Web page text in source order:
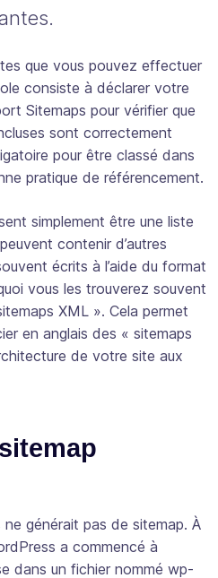
que vous pouvez effectuer
consiste à déclarer votre
Sitemaps pour vérifier que
sont correctement
pour être classé dans
pratique de référencement.
simplement être une liste
contenir d’autres
écrits à l’aide du format
vous les trouverez souvent
XML ». Cela permet
en anglais des « sitemaps
de votre site aux
ne générait pas de sitemap. À
a commencé à
dans un fichier nommé wp-